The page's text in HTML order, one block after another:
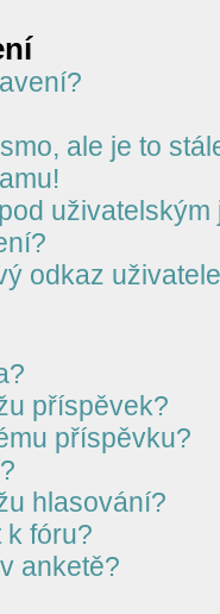
ale je to
uživatelským
odkaz
příspěvek?
příspěvku?
hlasování?
k fóru?
anketě?